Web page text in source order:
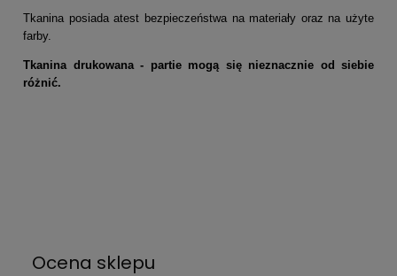
Tkanina posiada atest bezpieczeństwa na materiały oraz na użyte
farby.
Tkanina drukowana - partie mogą się nieznacznie od siebie
różnić.
Ocena sklepu